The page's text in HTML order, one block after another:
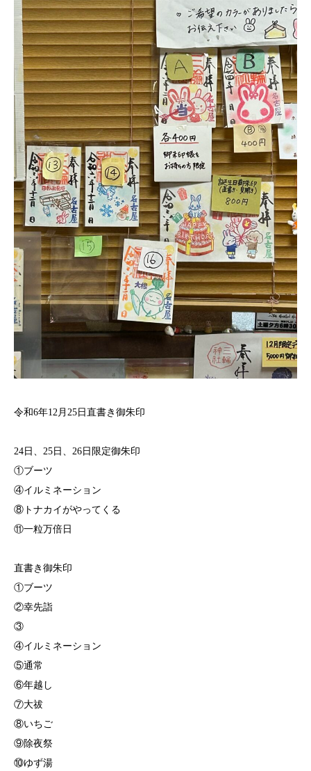
令和6年12月25日直書き御朱印
24日、25日、26日限定御朱印
①ブーツ
④イルミネーション
⑧トナカイがやってくる
⑪一粒万倍日
直書き御朱印
①ブーツ
②幸先詣
③
④イルミネーション
⑤通常
⑥年越し
⑦大祓
⑧いちご
⑨除夜祭
⑩ゆず湯